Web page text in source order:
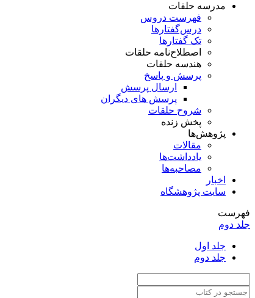
مدرسه حلقات
فهرست دروس
درس‌گفتار‌ها
تک گفتارها
اصطلاح‌نامه حلقات
هندسه حلقات
پرسش و پاسخ
ارسال پرسش
پرسش های دیگران
شروح حلقات
پخش زنده
پژوهش‌ها
مقالات
یادداشت‌ها
مصاحبه‌ها
اخبار
سایت پژوهشگاه
فهرست
جلد دوم
جلد اول
جلد دوم